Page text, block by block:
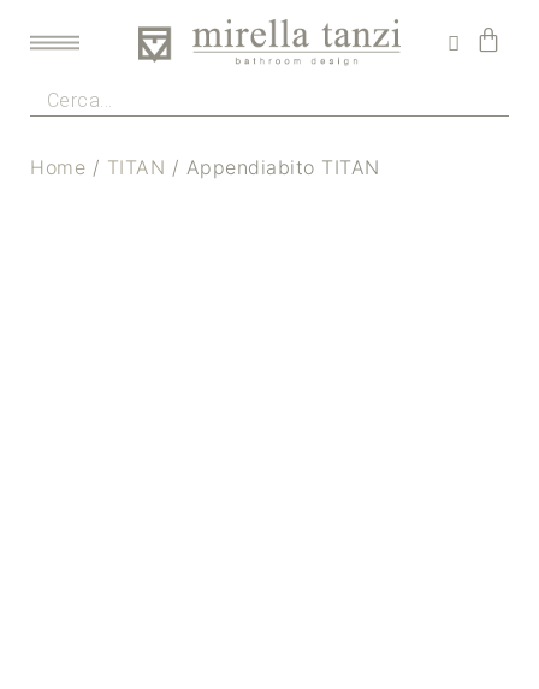
Home / TITAN / Appendiabito TITAN